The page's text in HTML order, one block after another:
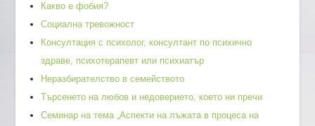
Какво е фобия?
Социална тревожност
Консултация с психолог, консултант по психично
здраве, психотерапевт или психиатър
Неразбирателство в семейството
Търсенето на любов и недоверието, което ни пречи
Семинар на тема „Аспекти на лъжата в процеса на